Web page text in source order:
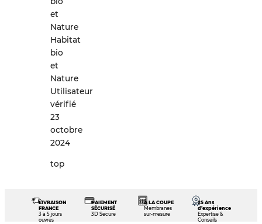
et
Nature
Habitat
bio
et
Nature
Utilisateur
vérifié
23
octobre
2024
top
LIVRAISON
FRANCE
3 à 5 jours
ouvrés
PAIEMENT
SÉCURISÉ
3D Secure
À LA COUPE
Membranes
sur-mesure
25 Ans
d’expérience
Expertise &
Conseils